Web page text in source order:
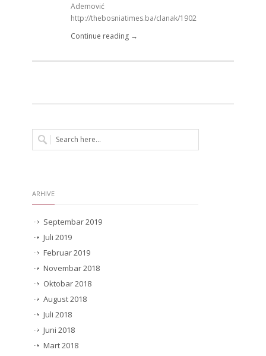
Ademović
http://thebosniatimes.ba/clanak/1902
Continue reading →
ARHIVE
Septembar 2019
Juli 2019
Februar 2019
Novembar 2018
Oktobar 2018
August 2018
Juli 2018
Juni 2018
Mart 2018